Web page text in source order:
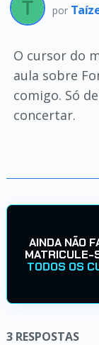
por
O cursor do
aula sobre
comigo. Só
concertar.
AINDA NÃO
MATRICULE-
TODOS OS
3 RESPOSTAS